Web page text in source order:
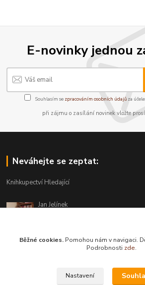
E-novinky jednou
Souhlasím se zpracováním osobních údajůza
při zájmu o zasílání novinek vložte
Neváhejte se zeptat:
Knihkupectví Hledající
Jan Jelínek
info@hledajici.cz
Běžné cookies. Pomohou nám v navigaci.
Podrobnosti zde.
Nastavení